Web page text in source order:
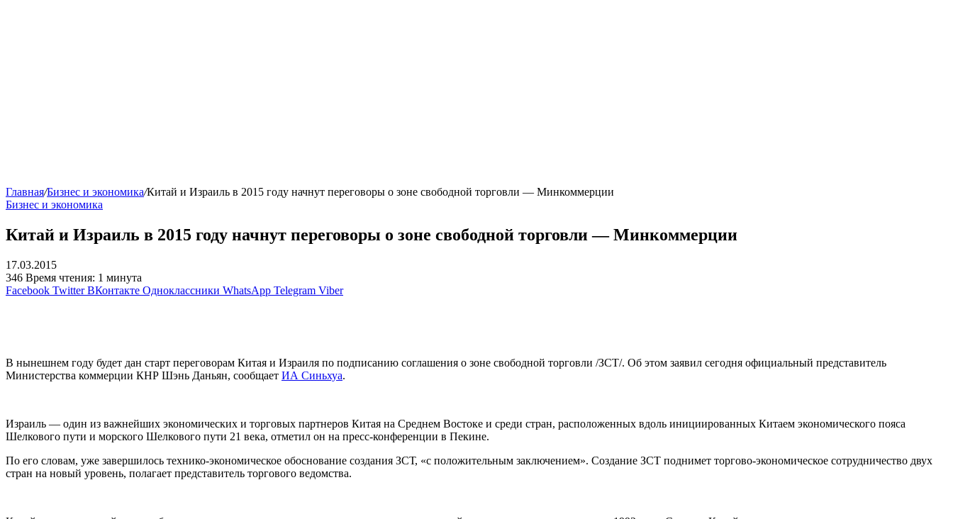
Главная/Бизнес и экономика/Китай и Израиль в 2015 году начнут переговоры о зоне свободной торговли — Минкоммерции
Бизнес и экономика
Китай и Израиль в 2015 году начнут переговоры о зоне свободной торговли — Минкоммерции
17.03.2015
346 Время чтения: 1 минута
Facebook Twitter ВКонтакте Одноклассники WhatsApp Telegram Viber
В нынешнем году будет дан старт переговорам Китая и Израиля по подписанию соглашения о зоне свободной торговли /ЗСТ/. Об этом заявил сегодня официальный представитель
Министерства коммерции КНР Шэнь Даньян, сообщает ИА Синьхуа.
Израиль — один из важнейших экономических и торговых партнеров Китая на Среднем Востоке и среди стран, расположенных вдоль инициированных Китаем экономического пояса
Шелкового пути и морского Шелкового пути 21 века, отметил он на пресс-конференции в Пекине.
По его словам, уже завершилось технико-экономическое обоснование создания ЗСТ, «с положительным заключением». Создание ЗСТ поднимет торгово-экономическое сотрудничество двух
стран на новый уровень, полагает представитель торгового ведомства.